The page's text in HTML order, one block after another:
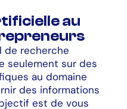
au
de recherche
seulement sur des
au domaine
des informations
est de vous